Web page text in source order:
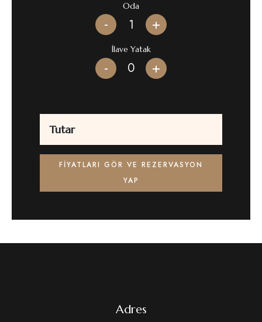
Oda
- +
İlave Yatak
- +
Tutar
FIYATLARI GÖR VE REZERVASYON
YAP
Adres